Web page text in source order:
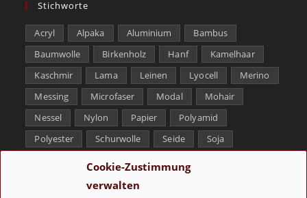
Cookie-Zustimmung
verwalten
Stichworte
Acryl Alpaka Aluminium
Bambus
Baumwolle
Birkenholz Hanf
Kamelhaar
Kaschmir
Lama Leinen Lyocell
Merino
Messing
Microfaser Modal
Mohair
Nessel
Nylon Papier
Polyamid
Polyester
Schurwolle Seide
Soja
Tencel
Yak